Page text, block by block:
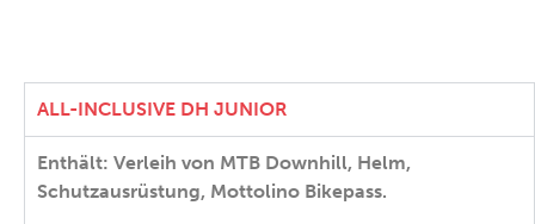
ALL-INCLUSIVE DH JUNIOR
Enthält: Verleih von MTB Downhill, Helm,
Schutzausrüstung, Mottolino Bikepass.